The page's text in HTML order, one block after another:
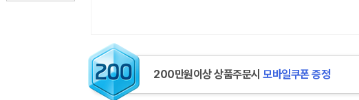
200만원이상 상품주문시 모바일쿠폰 증정